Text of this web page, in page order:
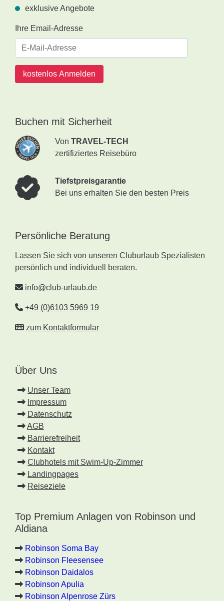
exklusive Angebote
Ihre Email-Adresse
kostenlos Anmelden
Buchen mit Sicherheit
Von TRAVEL-TECH
zertifiziertes Reisebüro
Tiefstpreisgarantie
Bei uns erhalten Sie den besten Preis
Persönliche Beratung
Lassen Sie sich von unseren Cluburlaub Spezialisten
persönlich und individuell beraten.
info@club-urlaub.de
+49 (0)6103 5969 19
zum Kontaktformular
Über Uns
Unser Team
Impressum
Datenschutz
AGB
Barrierefreiheit
Kontakt
Clubhotels mit Swim-Up-Zimmer
Landingpages
Reiseziele
Top Premium Anlagen von Robinson und
Aldiana
Robinson Soma Bay
Robinson Fleesensee
Robinson Daidalos
Robinson Apulia
Robinson Alpenrose Zürs